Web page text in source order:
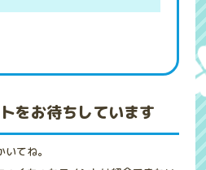
をお待ちしています
てね。